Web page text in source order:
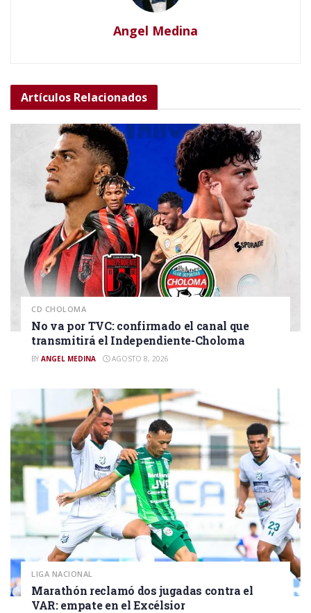
Angel Medina
Artículos Relacionados
CD CHOLOMA
No va por TVC: confirmado el canal que
transmitirá el Independiente-Choloma
BY ANGEL MEDINA AGOSTO 8, 2026
LIGA NACIONAL
Marathón reclamó dos jugadas contra el
VAR: empate en el Excélsior